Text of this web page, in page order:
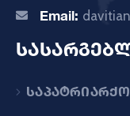
Email: